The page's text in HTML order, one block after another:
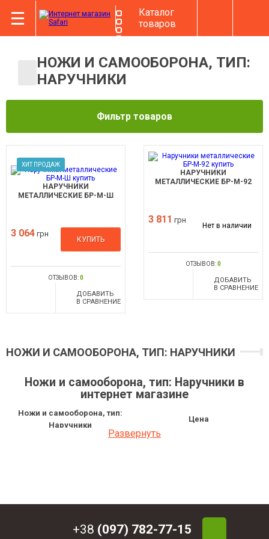
Каталог
товаров
НОЖИ И САМООБОРОНА, ТИП:
НАРУЧНИКИ
Фильтр товаров
ХИТ ПРОДАЖ
НАРУЧНИКИ
МЕТАЛЛИЧЕСКИЕ БР-М-Ш
3 064 грн
КУПИТЬ
ОТЗЫВОВ:0
ДОБАВИТЬ
В СРАВНЕНИЕ
НАРУЧНИКИ
МЕТАЛЛИЧЕСКИЕ БР-М-92
3 811 грн
Нет в наличии
ОТЗЫВОВ:0
ДОБАВИТЬ
В СРАВНЕНИЕ
НОЖИ И САМООБОРОНА, ТИП: НАРУЧНИКИ
Ножи и самооборона, тип: Наручники в
интернет магазине
Ножи и самооборона, тип:
Наручники
Цена
Наручники металлические БР-М-ШРазвернуть
+38 (097) 782-77-15